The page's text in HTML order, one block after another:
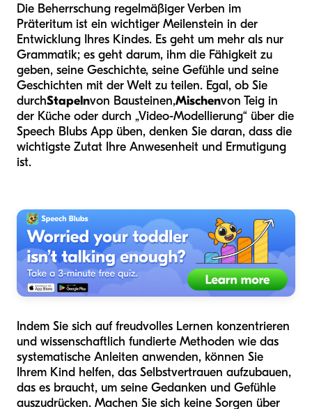
Die Beherrschung regelmäßiger Verben im
Präteritum ist ein wichtiger Meilenstein in der
Entwicklung Ihres Kindes. Es geht um mehr als nur
Grammatik; es geht darum, ihm die Fähigkeit zu
geben, seine Geschichte, seine Gefühle und seine
Geschichten mit der Welt zu teilen. Egal, ob Sie
durchStapelnvon Bausteinen,Mischenvon Teig in
der Küche oder durch „Video-Modellierung“ über die
Speech Blubs App üben, denken Sie daran, dass die
wichtigste Zutat Ihre Anwesenheit und Ermutigung
ist.
Indem Sie sich auf freudvolles Lernen konzentrieren
und wissenschaftlich fundierte Methoden wie das
systematische Anleiten anwenden, können Sie
Ihrem Kind helfen, das Selbstvertrauen aufzubauen,
das es braucht, um seine Gedanken und Gefühle
auszudrücken. Machen Sie sich keine Sorgen über